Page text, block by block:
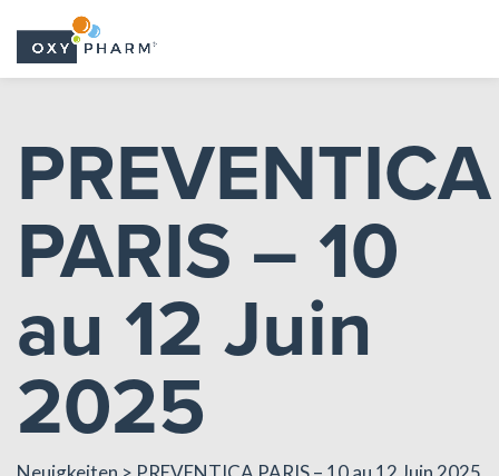
PREVENTICA
PARIS – 10
au 12 Juin
2025